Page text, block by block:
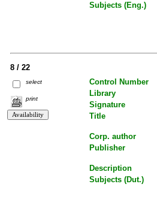
Subjects (Eng.)
8 / 22
select
print
Control Number
Library
Signature
Title
Corp. author
Publisher
Description
Subjects (Dut.)